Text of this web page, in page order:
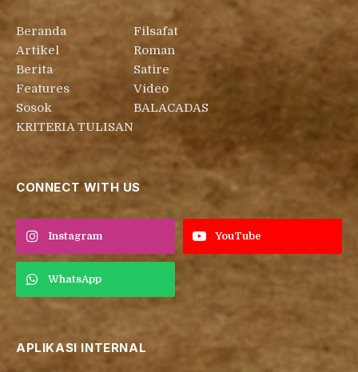
Beranda
Artikel
Berita
Features
Sosok
KRITERIA TULISAN
Filsafat
Roman
Satire
Video
BALACADAS
CONNECT WITH US
Instagram YouTube
WhatsApp
APLIKASI INTERNAL